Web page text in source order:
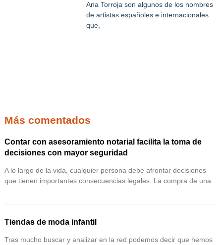
Ana Torroja son algunos de los nombres
de artistas españoles e internacionales
que,
Más comentados
Contar con asesoramiento notarial facilita la toma de
decisiones con mayor seguridad
A lo largo de la vida, cualquier persona debe afrontar decisiones
que tienen importantes consecuencias legales. La compra de una
Tiendas de moda infantil
Tras mucho buscar y analizar en la red podemos decir que hemos